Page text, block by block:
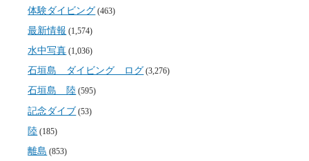
体験ダイビング (463)
最新情報 (1,574)
水中写真 (1,036)
石垣島 ダイビング ログ (3,276)
石垣島 陸 (595)
記念ダイブ (53)
陸 (185)
離島 (853)